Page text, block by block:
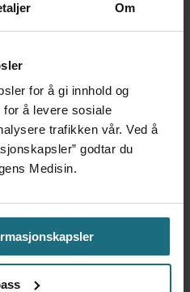
Om
for å gi innhold og
for å levere sosiale
trafikken vår. Ved å
godtar du
Medisin.
IT-systemer på
nye helsereformen i
den nye nasjonale
Sundhedsvæsen
finne et nytt felles IT-
NYHETER
IKT